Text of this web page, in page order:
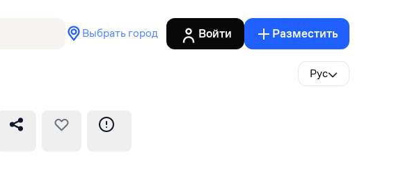
Выбрать город Войти Разместить
Рус